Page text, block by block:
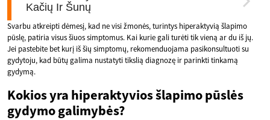
Svarbu atkreipti dėmesį, kad ne visi žmonės, turintys hiperaktyvią šlapimo
pūslę, patiria visus šiuos simptomus. Kai kurie gali turėti tik vieną ar du iš jų.
Jei pastebite bet kurį iš šių simptomų, rekomenduojama pasikonsultuoti su
gydytoju, kad būtų galima nustatyti tikslią diagnozę ir parinkti tinkamą
gydymą.
Kokios yra hiperaktyvios šlapimo pūslės
gydymo galimybės?